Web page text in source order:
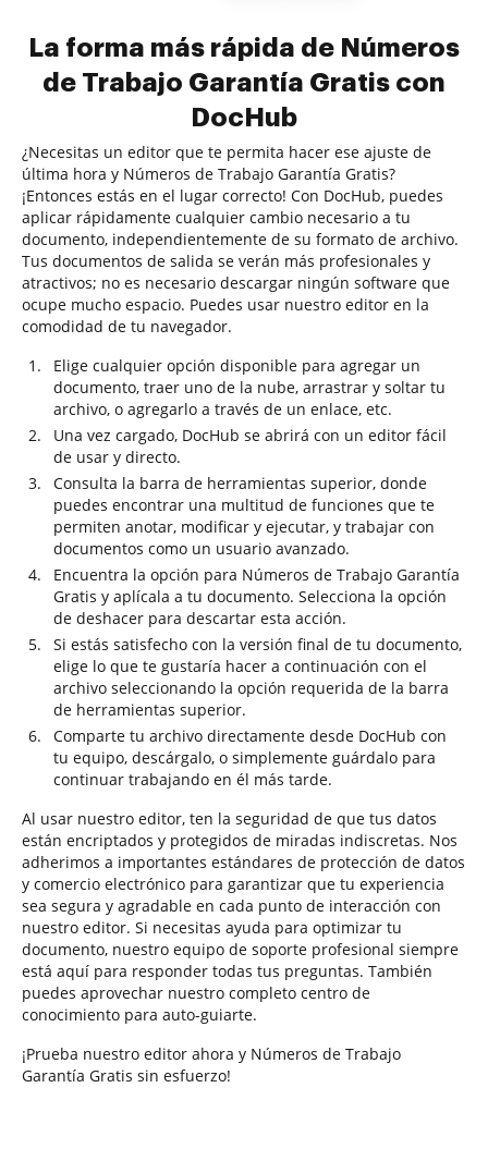
La forma más rápida de Números
de Trabajo Garantía Gratis con
DocHub
¿Necesitas un editor que te permita hacer ese ajuste de
última hora y Números de Trabajo Garantía Gratis?
¡Entonces estás en el lugar correcto! Con DocHub, puedes
aplicar rápidamente cualquier cambio necesario a tu
documento, independientemente de su formato de archivo.
Tus documentos de salida se verán más profesionales y
atractivos; no es necesario descargar ningún software que
ocupe mucho espacio. Puedes usar nuestro editor en la
comodidad de tu navegador.
Elige cualquier opción disponible para agregar un
documento, traer uno de la nube, arrastrar y soltar tu
archivo, o agregarlo a través de un enlace, etc.
Una vez cargado, DocHub se abrirá con un editor fácil
de usar y directo.
Consulta la barra de herramientas superior, donde
puedes encontrar una multitud de funciones que te
permiten anotar, modificar y ejecutar, y trabajar con
documentos como un usuario avanzado.
Encuentra la opción para Números de Trabajo Garantía
Gratis y aplícala a tu documento. Selecciona la opción
de deshacer para descartar esta acción.
Si estás satisfecho con la versión final de tu documento,
elige lo que te gustaría hacer a continuación con el
archivo seleccionando la opción requerida de la barra
de herramientas superior.
Comparte tu archivo directamente desde DocHub con
tu equipo, descárgalo, o simplemente guárdalo para
continuar trabajando en él más tarde.
Al usar nuestro editor, ten la seguridad de que tus datos
están encriptados y protegidos de miradas indiscretas. Nos
adherimos a importantes estándares de protección de datos
y comercio electrónico para garantizar que tu experiencia
sea segura y agradable en cada punto de interacción con
nuestro editor. Si necesitas ayuda para optimizar tu
documento, nuestro equipo de soporte profesional siempre
está aquí para responder todas tus preguntas. También
puedes aprovechar nuestro completo centro de
conocimiento para auto-guiarte.
¡Prueba nuestro editor ahora y Números de Trabajo
Garantía Gratis sin esfuerzo!